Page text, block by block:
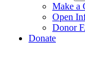
Make a
Open
Donor
Donate